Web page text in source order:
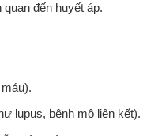
đến huyết áp.
lupus, bệnh mô liên kết).